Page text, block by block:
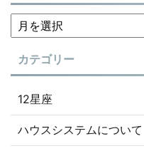
カテゴリー
12星座
ハウスシステムについて